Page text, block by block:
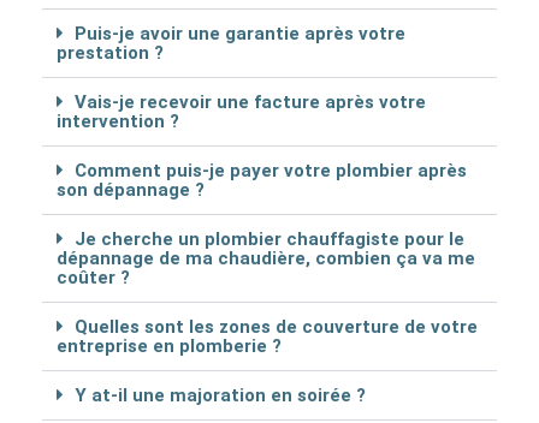
Puis-je avoir une garantie après votre
prestation ?
Vais-je recevoir une facture après votre
intervention ?
Comment puis-je payer votre plombier après
son dépannage ?
Je cherche un plombier chauffagiste pour le
dépannage de ma chaudière, combien ça va me
coûter ?
Quelles sont les zones de couverture de votre
entreprise en plomberie ?
Y at-il une majoration en soirée ?